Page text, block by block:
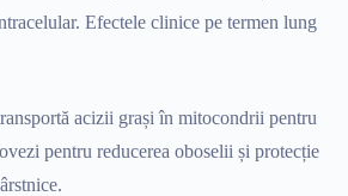
Efectele clinice pe termen lung
acizii grași în mitocondrii pentru
pentru reducerea oboselii și protecție